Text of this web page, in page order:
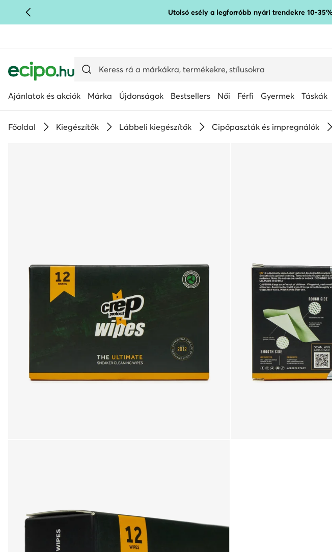
UGRÁS A FŐ TARTALOMRA Utolsó esély a legforróbb nyári trendekre 10-
Ajánlatok és akciók Márka Újdonságok Bestsellers Női Férfi Gyermek Táskák
Főoldal Kiegészítők Lábbeli kiegészítők Cipőpaszták és impregnálók